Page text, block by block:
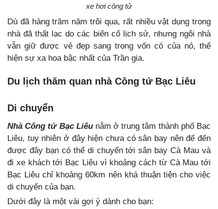
xe hơi công tử
Dù đã hàng trăm năm trôi qua, rất nhiều vật dụng trong
nhà đã thất lạc do các biến cố lịch sử, nhưng ngôi nhà
vẫn giữ được vẻ đẹp sang trọng vốn có của nó, thể
hiện sự xa hoa bậc nhất của Trần gia.
Du lịch thăm quan nhà Công tử Bạc Liêu
Di chuyển
Nhà Công tử Bạc Liêunằm ở trung tâm thành phố Bạc
Liêu, tuy nhiên ở đây hiện chưa có sân bay nên để đến
được đây bạn có thể di chuyển tới sân bay Cà Mau và
đi xe khách tới Bạc Liêu vì khoảng cách từ Cà Mau tới
Bạc Liêu chỉ khoảng 60km nên khá thuận tiện cho việc
di chuyển của bạn.
Dưới đây là một vài gợi ý dành cho bạn: